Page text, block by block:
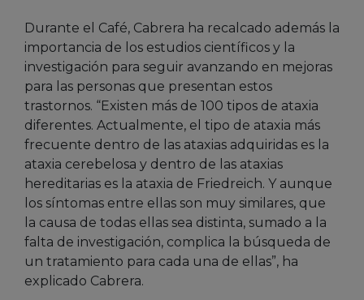
Durante el Café, Cabrera ha recalcado además la
importancia de los estudios científicos y la
investigación para seguir avanzando en mejoras
para las personas que presentan estos
trastornos. “Existen más de 100 tipos de ataxia
diferentes. Actualmente, el tipo de ataxia más
frecuente dentro de las ataxias adquiridas es la
ataxia cerebelosa y dentro de las ataxias
hereditarias es la ataxia de Friedreich. Y aunque
los síntomas entre ellas son muy similares, que
la causa de todas ellas sea distinta, sumado a la
falta de investigación, complica la búsqueda de
un tratamiento para cada una de ellas”, ha
explicado Cabrera.